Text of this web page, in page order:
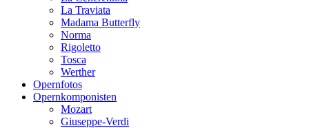
La Traviata
Madama Butterfly
Norma
Rigoletto
Tosca
Werther
Opernfotos
Opernkomponisten
Mozart
Giuseppe-Verdi